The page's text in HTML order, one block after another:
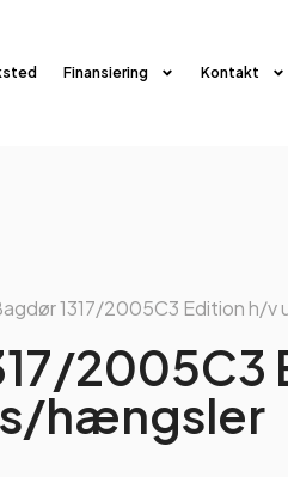
Finansiering Kontakt
1317/2005C3 Edition h/
2005C3
hængsler